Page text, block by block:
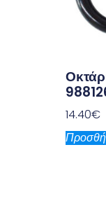
14.40€